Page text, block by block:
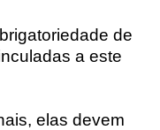
de
a este
elas devem